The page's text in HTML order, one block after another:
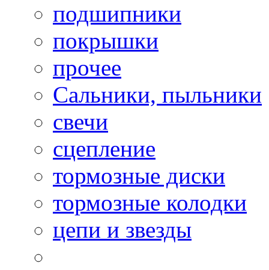
подшипники
покрышки
прочее
Сальники, пыльники
свечи
сцепление
тормозные диски
тормозные колодки
цепи и звезды